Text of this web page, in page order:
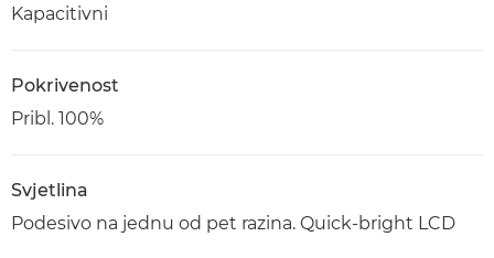
Kapacitivni
Pokrivenost
Pribl. 100%
Svjetlina
Podesivo na jednu od pet razina. Quick-bright LCD